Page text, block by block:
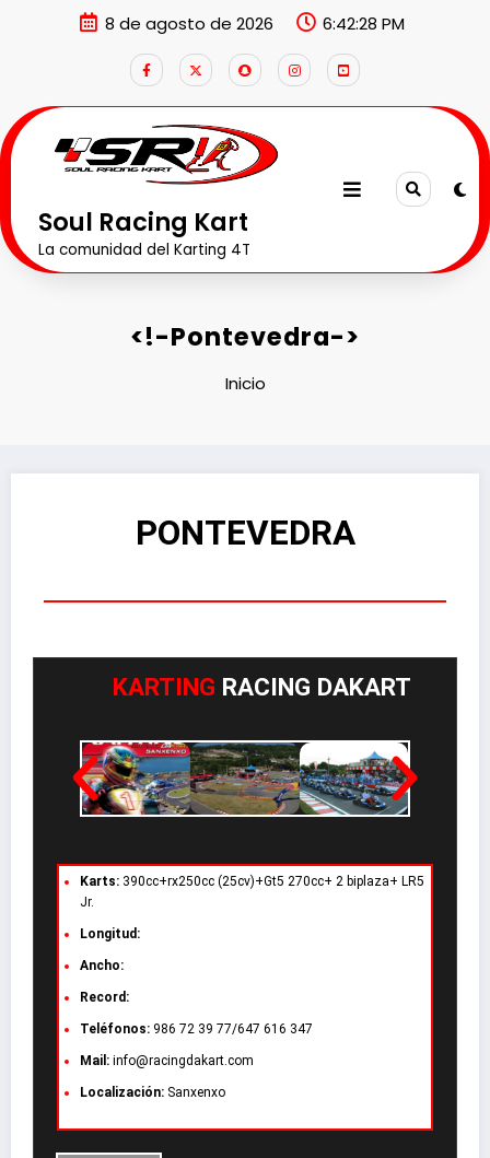
8 de agosto de 2026 6:42:28 PM
Soul Racing Kart
La comunidad del Karting 4T
<!-Pontevedra->
Inicio
PONTEVEDRA
KARTING RACING DAKART
Karts: 390cc+rx250cc (25cv)+Gt5 270cc+ 2 biplaza+ LR5
Jr.
Longitud:
Ancho:
Record:
Teléfonos:986 72 39 77/647 616 347
Mail: info@racingdakart.com
Localización:Sanxenxo